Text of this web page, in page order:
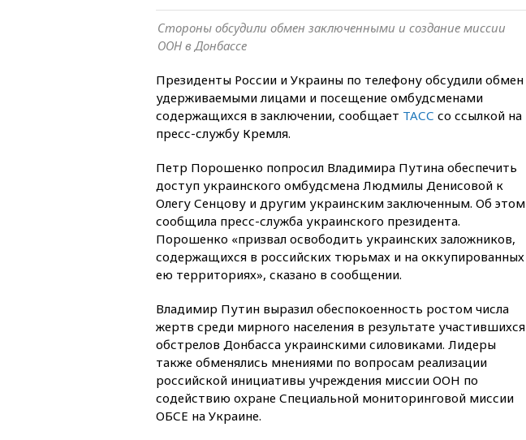
Стороны обсудили обмен заключенными и создание миссии
ООН в Донбассе
Президенты России и Украины по телефону обсудили обмен
удерживаемыми лицами и посещение омбудсменами
содержащихся в заключении, сообщает ТАСС со ссылкой на
пресс-службу Кремля.
Петр Порошенко попросил Владимира Путина обеспечить
доступ украинского омбудсмена Людмилы Денисовой к
Олегу Сенцову и другим украинским заключенным. Об этом
сообщила пресс-служба украинского президента.
Порошенко «призвал освободить украинских заложников,
содержащихся в российских тюрьмах и на оккупированных
ею территориях», сказано в сообщении.
Владимир Путин выразил обеспокоенность ростом числа
жертв среди мирного населения в результате участившихся
обстрелов Донбасса украинскими силовиками. Лидеры
также обменялись мнениями по вопросам реализации
российской инициативы учреждения миссии ООН по
содействию охране Специальной мониторинговой миссии
ОБСЕ на Украине.